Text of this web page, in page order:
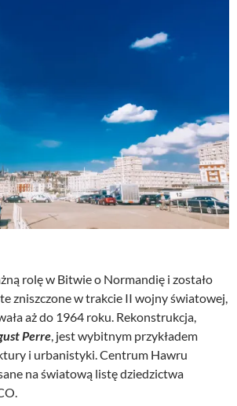
rolę w Bitwie o Normandię i zostało
zniszczone w trakcie II wojny światowej,
aż do 1964 roku. Rekonstrukcja,
Perre , jest wybitnym przykładem
i urbanistyki. Centrum Hawru
na światową listę dziedzictwa